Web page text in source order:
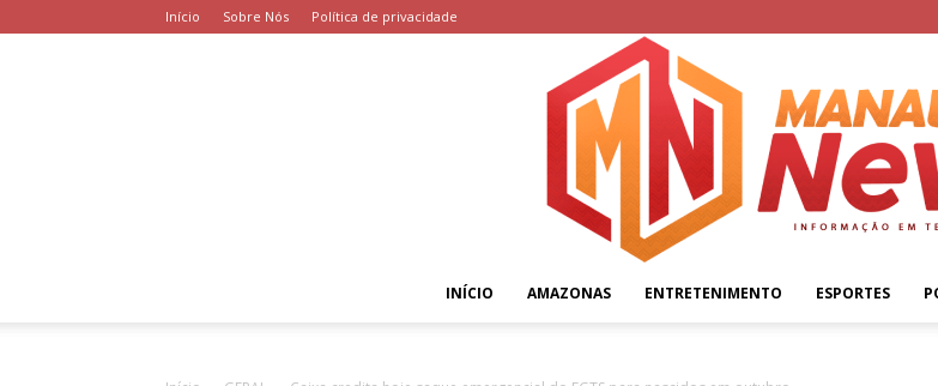
Início Sobre Nós Política de privacidade
INÍCIO AMAZONAS ENTRETENIMENTO ESPORTES